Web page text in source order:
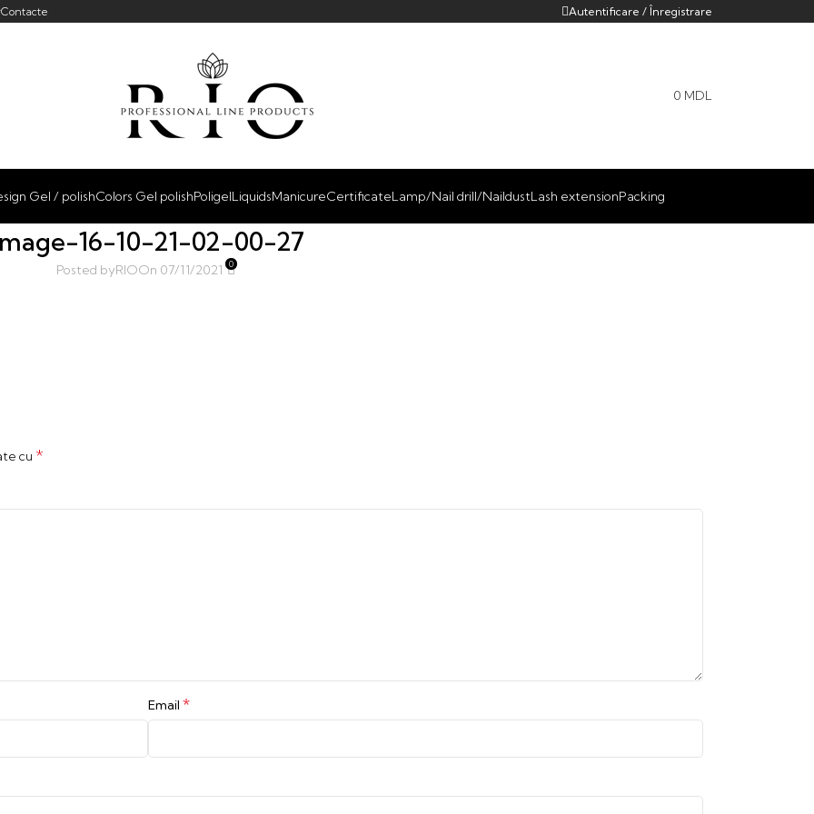
Contacte Autentificare / Înregistrare
0 MDL
Gel / polishColors Gel polishPoligelLiquidsManicureCertificateLamp/Nail drill/NaildustLash extensionPacking
16-10-21-02-00-27
Posted byRIOOn 07/11/2021 0
cu *
Email *